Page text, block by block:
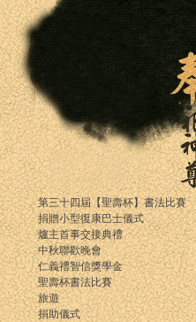
第三十四屆【聖壽杯】書法比賽
捐贈小型復康巴士儀式
爐主首事交接典禮
中秋聯歡晚會
仁義禮智信獎學金
聖壽杯書法比賽
旅遊
捐助儀式